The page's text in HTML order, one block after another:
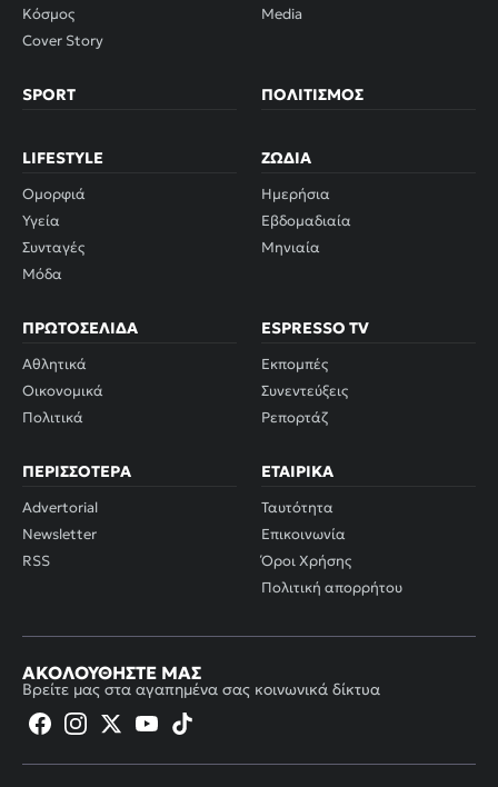
Κόσμος
Cover Story
Media
SPORT ΠΟΛΙΤΙΣΜΌΣ
LIFESTYLE
Ομορφιά
Υγεία
Συνταγές
Μόδα
ΖΏΔΙΑ
Ημερήσια
Εβδομαδιαία
Μηνιαία
ΠΡΩΤΟΣΈΛΙΔΑ
Αθλητικά
Οικονομικά
Πολιτικά
ESPRESSO TV
Εκπομπές
Συνεντεύξεις
Ρεπορτάζ
ΠΕΡΙΣΣΌΤΕΡΑ
Advertorial
Newsletter
RSS
ΕΤΑΙΡΙΚΆ
Ταυτότητα
Επικοινωνία
Όροι Χρήσης
Πολιτική απορρήτου
ΑΚΟΛΟΥΘΉΣΤΕ ΜΑΣ
Βρείτε μας στα αγαπημένα σας κοινωνικά δίκτυα